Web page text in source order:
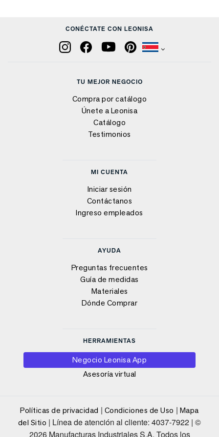
CONÉCTATE CON LEONISA
TU MEJOR NEGOCIO
Compra por catálogo
Únete a Leonisa
Catálogo
Testimonios
MI CUENTA
Iniciar sesión
Contáctanos
Ingreso empleados
AYUDA
Preguntas frecuentes
Guía de medidas
Materiales
Dónde Comprar
HERRAMIENTAS
Negocio Leonisa App
Asesoría virtual
Políticas de privacidad | Condiciones de Uso | Mapa
del Sitio | Línea de atención al cliente: 4037-7922 | ©
2026 Manufacturas Industriales S.A. Todos los